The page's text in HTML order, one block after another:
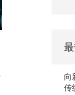
向
传